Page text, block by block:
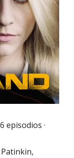
episodios ·